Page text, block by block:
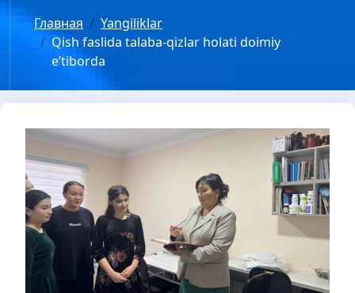
Главная
Yangiliklar
Qish faslida talaba-qizlar holati doimiy
e’tiborda